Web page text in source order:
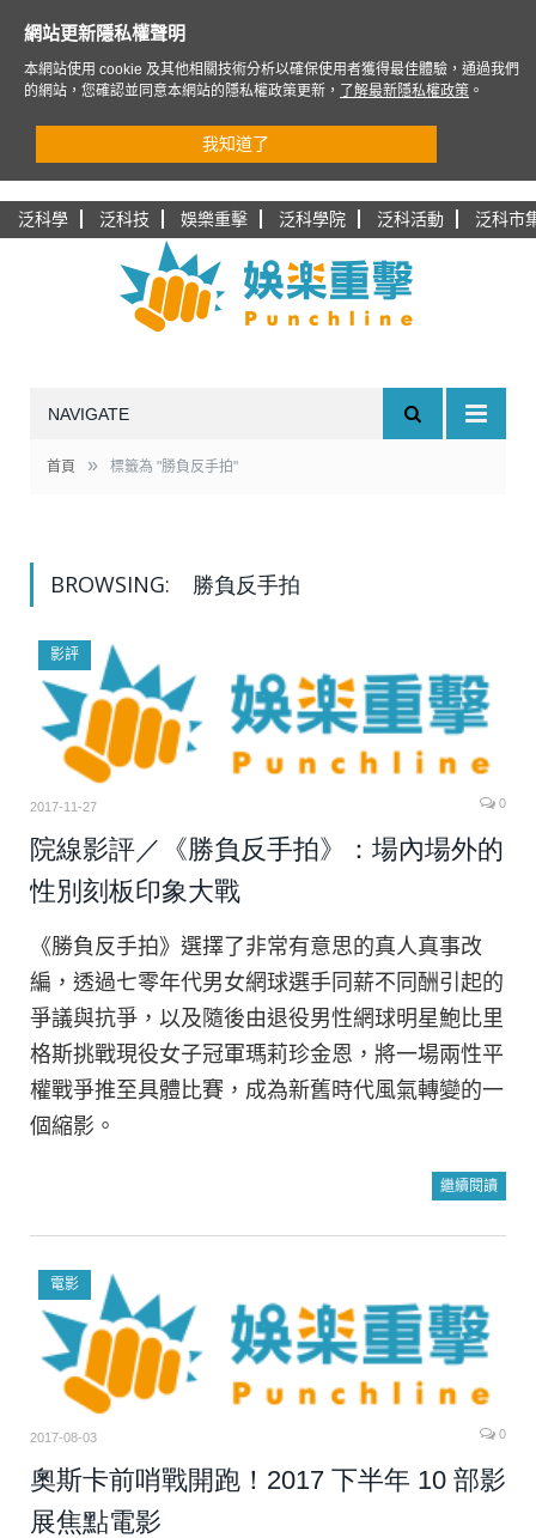
泛科學 泛科技 娛樂重擊 泛科學院 泛科活動 泛科市
NAVIGATE
首頁 » 標籤為 "勝負反手拍"
BROWSING: 勝負反手拍
影評
2017-11-27 0
院線影評／《勝負反手拍》：場內場外的
性別刻板印象大戰
《勝負反手拍》選擇了非常有意思的真人真事改
編，透過七零年代男女網球選手同薪不同酬引起的
爭議與抗爭，以及隨後由退役男性網球明星鮑比里
格斯挑戰現役女子冠軍瑪莉珍金恩，將一場兩性平
權戰爭推至具體比賽，成為新舊時代風氣轉變的一
個縮影。
繼續閱讀
電影
2017-08-03 0
奧斯卡前哨戰開跑！2017 下半年 10 部影
展焦點電影
網站更新隱私權聲明
本網站使用 cookie 及其他相關技術分析以確保使用者獲得最佳體驗，通過我們
的網站，您確認並同意本網站的隱私權政策更新，
了解最新隱私權政策 。
我知道了